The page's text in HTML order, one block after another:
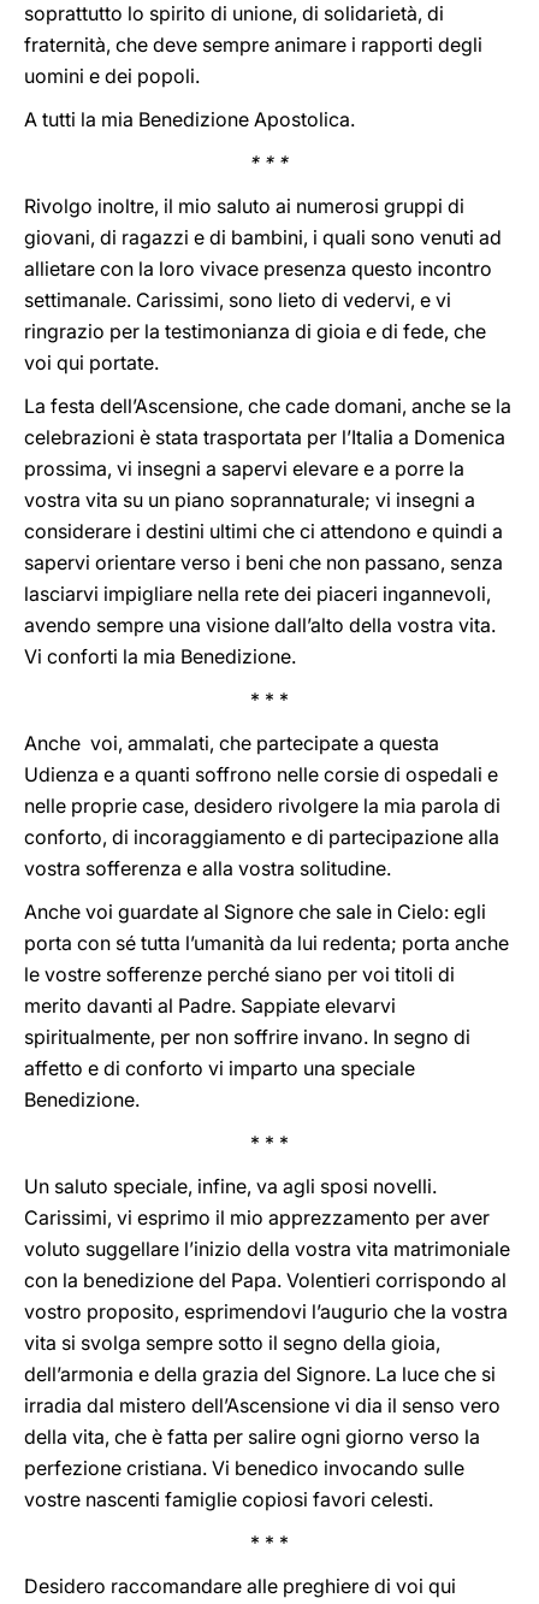
soprattutto lo spirito di unione, di solidarietà, di
fraternità, che deve sempre animare i rapporti degli
uomini e dei popoli.
A tutti la mia Benedizione Apostolica.
* * *
Rivolgo inoltre, il mio saluto ai numerosi gruppi di
giovani, di ragazzi e di bambini, i quali sono venuti ad
allietare con la loro vivace presenza questo incontro
settimanale. Carissimi, sono lieto di vedervi, e vi
ringrazio per la testimonianza di gioia e di fede, che
voi qui portate.
La festa dell’Ascensione, che cade domani, anche se la
celebrazioni è stata trasportata per l’Italia a Domenica
prossima, vi insegni a sapervi elevare e a porre la
vostra vita su un piano soprannaturale; vi insegni a
considerare i destini ultimi che ci attendono e quindi a
sapervi orientare verso i beni che non passano, senza
lasciarvi impigliare nella rete dei piaceri ingannevoli,
avendo sempre una visione dall’alto della vostra vita.
Vi conforti la mia Benedizione.
* * *
Anche voi, ammalati, che partecipate a questa
Udienza e a quanti soffrono nelle corsie di ospedali e
nelle proprie case, desidero rivolgere la mia parola di
conforto, di incoraggiamento e di partecipazione alla
vostra sofferenza e alla vostra solitudine.
Anche voi guardate al Signore che sale in Cielo: egli
porta con sé tutta l’umanità da lui redenta; porta anche
le vostre sofferenze perché siano per voi titoli di
merito davanti al Padre. Sappiate elevarvi
spiritualmente, per non soffrire invano. In segno di
affetto e di conforto vi imparto una speciale
Benedizione.
* * *
Un saluto speciale, infine, va agli sposi novelli.
Carissimi, vi esprimo il mio apprezzamento per aver
voluto suggellare l’inizio della vostra vita matrimoniale
con la benedizione del Papa. Volentieri corrispondo al
vostro proposito, esprimendovi l’augurio che la vostra
vita si svolga sempre sotto il segno della gioia,
dell’armonia e della grazia del Signore. La luce che si
irradia dal mistero dell’Ascensione vi dia il senso vero
della vita, che è fatta per salire ogni giorno verso la
perfezione cristiana. Vi benedico invocando sulle
vostre nascenti famiglie copiosi favori celesti.
* * *
Desidero raccomandare alle preghiere di voi qui